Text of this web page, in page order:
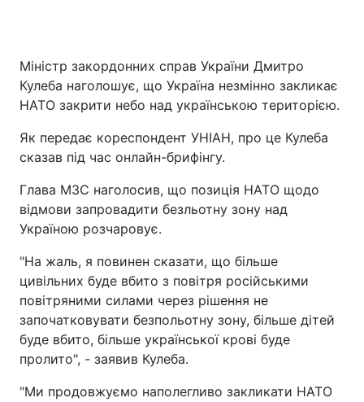
Міністр закордонних справ України Дмитро
Кулеба наголошує, що Україна незмінно закликає
НАТО закрити небо над українською територією.
Як передає кореспондент УНІАН, про це Кулеба
сказав під час онлайн-брифінгу.
Глава МЗС наголосив, що позиція НАТО щодо
відмови запровадити безльотну зону над
Україною розчаровує.
"На жаль, я повинен сказати, що більше
цивільних буде вбито з повітря російськими
повітряними силами через рішення не
започатковувати безпольотну зону, більше дітей
буде вбито, більше української крові буде
пролито", - заявив Кулеба.
"Ми продовжуємо наполегливо закликати НАТО